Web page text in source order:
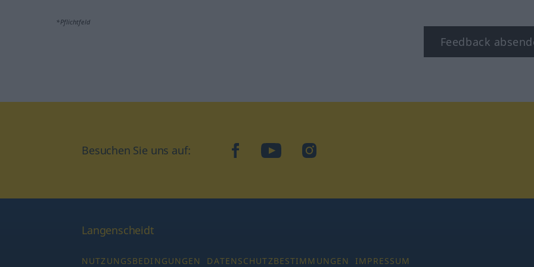
*Pflichtfeld
Feedback
Besuchen Sie uns auf: facebookYouTubeInstagram
Langenscheidt
NUTZUNGSBEDINGUNGEN DATENSCHUTZBESTIMMUNGEN IMPRESSUM